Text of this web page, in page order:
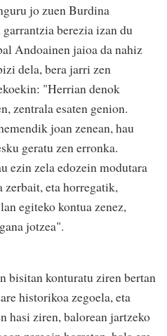
jo zuen Burdina
berezia izan du
Andoainen jaioa da nahiz
dela, bera jarri zen
"Herrian denok
zentrala esaten genion.
joan zenean, hau
geratu zen erronka.
ezin zela edozein modutara
zerbait, eta horregatik,
egiteko kontua zenez,
jotzea".
bisitan konturatu ziren bertan
historikoa zegoela, eta
hasi ziren, balorean jartzeko